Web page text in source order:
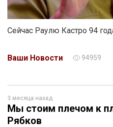
Сейчас Раулю Кастро 94
Ваши Новости 94959
3 месяца назад
Мы стоим плечом к
Рябков